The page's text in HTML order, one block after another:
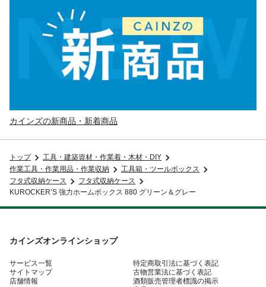
カインズの新商品・新着商品
トップ
工具・建築資材・作業着・木材・DIY
作業工具・作業用品・作業収納
工具箱・ツールボックス
フタ式収納ケース
フタ式収納ケース
KUROCKER’S 強力ホームボックス 880 グリーン＆グレー
カインズオンラインショップ
サービス一覧
サイトマップ
店舗情報
特定商取引法に基づく表記
古物営業法に基づく表記
酒類販売管理者標識の掲示